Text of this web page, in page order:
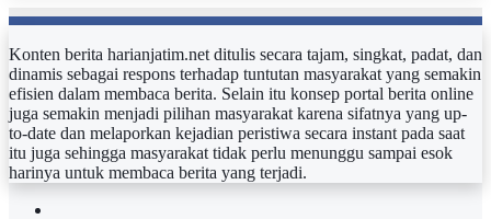
Konten berita harianjatim.net ditulis secara tajam, singkat, padat, dan
dinamis sebagai respons terhadap tuntutan masyarakat yang semakin
efisien dalam membaca berita. Selain itu konsep portal berita online
juga semakin menjadi pilihan masyarakat karena sifatnya yang up-
to-date dan melaporkan kejadian peristiwa secara instant pada saat
itu juga sehingga masyarakat tidak perlu menunggu sampai esok
harinya untuk membaca berita yang terjadi.